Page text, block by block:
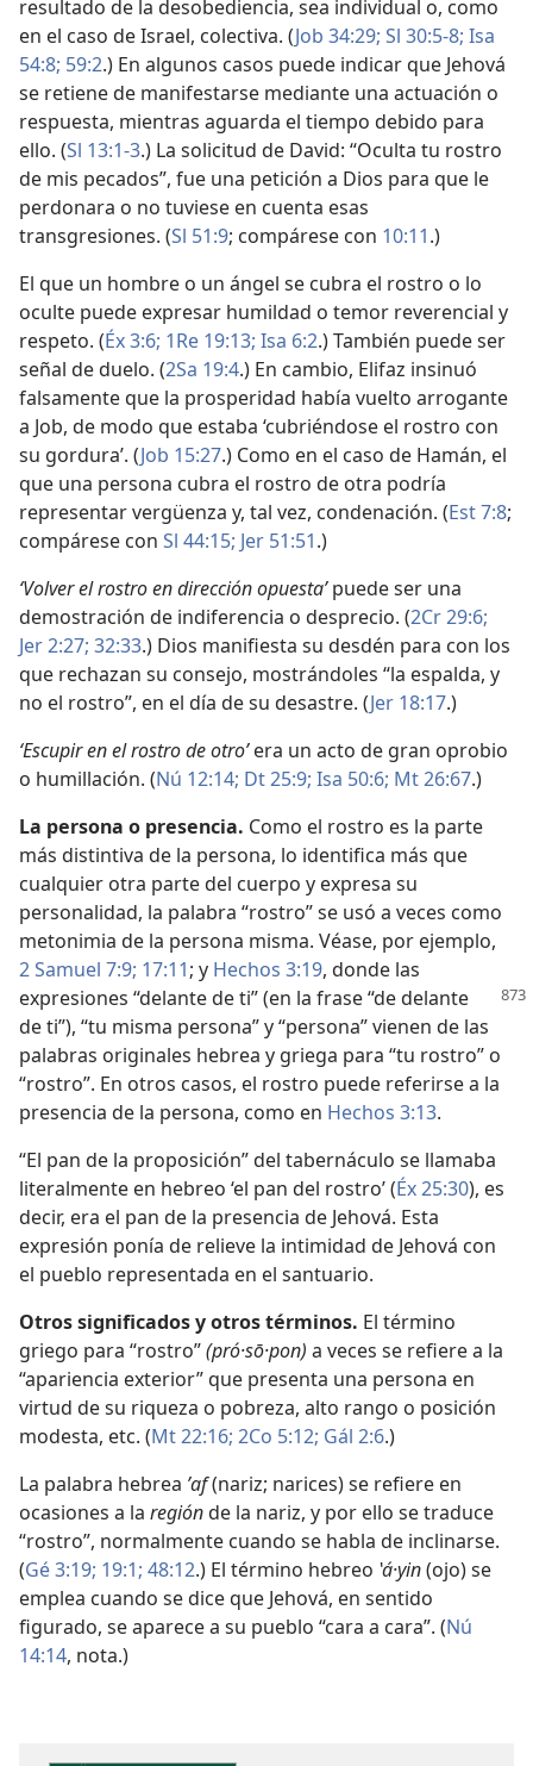
resultado de la desobediencia, sea individual o, como
en el caso de Israel, colectiva. (Job 34:29; Sl 30:5-8; Isa
54:8; 59:2.) En algunos casos puede indicar que Jehová
se retiene de manifestarse mediante una actuación o
respuesta, mientras aguarda el tiempo debido para
ello. (Sl 13:1-3.) La solicitud de David: “Oculta tu rostro
de mis pecados”, fue una petición a Dios para que le
perdonara o no tuviese en cuenta esas
transgresiones. (Sl 51:9; compárese con 10:11.)
El que un hombre o un ángel se cubra el rostro o lo
oculte puede expresar humildad o temor reverencial y
respeto. (Éx 3:6; 1Re 19:13; Isa 6:2.) También puede ser
señal de duelo. (2Sa 19:4.) En cambio, Elifaz insinuó
falsamente que la prosperidad había vuelto arrogante
a Job, de modo que estaba ‘cubriéndose el rostro con
su gordura’. (Job 15:27.) Como en el caso de Hamán, el
que una persona cubra el rostro de otra podría
representar vergüenza y, tal vez, condenación. (Est 7:8;
compárese con Sl 44:15; Jer 51:51.)
‘Volver el rostro en dirección opuesta’puede ser una
demostración de indiferencia o desprecio. (2Cr 29:6;
Jer 2:27; 32:33.) Dios manifiesta su desdén para con los
que rechazan su consejo, mostrándoles “la espalda, y
no el rostro”, en el día de su desastre. (Jer 18:17.)
‘Escupir en el rostro de otro’era un acto de gran oprobio
o humillación. (Nú 12:14; Dt 25:9; Isa 50:6; Mt 26:67.)
La persona o presencia. Como el rostro es la parte
más distintiva de la persona, lo identifica más que
cualquier otra parte del cuerpo y expresa su
personalidad, la palabra “rostro” se usó a veces como
metonimia de la persona misma. Véase, por ejemplo,
2 Samuel 7:9; 17:11; y Hechos 3:19, donde las
expresiones “delante de ti” (en la frase “de delante
de ti”), “tu misma persona” y “persona” vienen de las
palabras originales hebrea y griega para “tu rostro” o
“rostro”. En otros casos, el rostro puede referirse a la
presencia de la persona, como en Hechos 3:13.
“El pan de la proposición” del tabernáculo se llamaba
literalmente en hebreo ‘el pan del rostro’ (Éx 25:30), es
decir, era el pan de la presencia de Jehová. Esta
expresión ponía de relieve la intimidad de Jehová con
el pueblo representada en el santuario.
Otros significados y otros términos. El término
griego para “rostro”(pró·sō·pon) a veces se refiere a la
“apariencia exterior” que presenta una persona en
virtud de su riqueza o pobreza, alto rango o posición
modesta, etc. (Mt 22:16; 2Co 5:12; Gál 2:6.)
La palabra hebrea ʼaf(nariz; narices) se refiere en
ocasiones a la regiónde la nariz, y por ello se traduce
“rostro”, normalmente cuando se habla de inclinarse.
(Gé 3:19; 19:1; 48:12.) El término hebreo ʽá·yin(ojo) se
emplea cuando se dice que Jehová, en sentido
figurado, se aparece a su pueblo “cara a cara”. (Nú
14:14, nota.)